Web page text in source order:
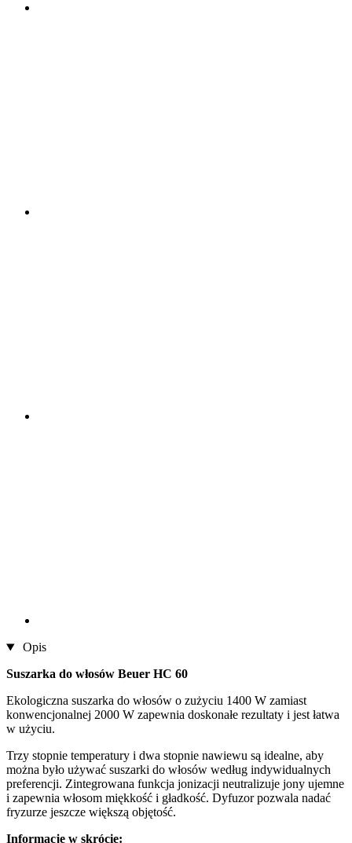
Opis
Suszarka do włosów Beuer HC 60
Ekologiczna suszarka do włosów o zużyciu 1400 W zamiast
konwencjonalnej 2000 W zapewnia doskonałe rezultaty i jest łatwa
w użyciu.
Trzy stopnie temperatury i dwa stopnie nawiewu są idealne, aby
można było używać suszarki do włosów według indywidualnych
preferencji. Zintegrowana funkcja jonizacji neutralizuje jony ujemne
i zapewnia włosom miękkość i gładkość. Dyfuzor pozwala nadać
fryzurze jeszcze większą objętość.
Informacje w skrócie: